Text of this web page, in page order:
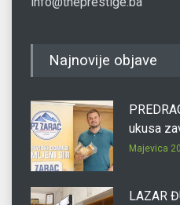
Najnovije objave
ukusa
Majevica
LAZAR